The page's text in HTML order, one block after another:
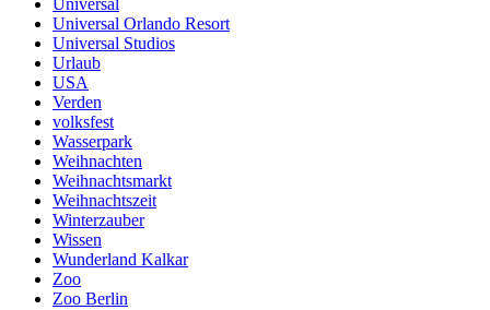
Universal
Universal Orlando Resort
Universal Studios
Urlaub
USA
Verden
volksfest
Wasserpark
Weihnachten
Weihnachtsmarkt
Weihnachtszeit
Winterzauber
Wissen
Wunderland Kalkar
Zoo
Zoo Berlin